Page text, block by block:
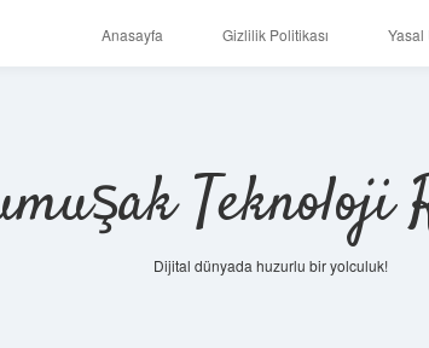
Anasayfa Gizlilik Politikası Yasal
Teknoloji
Dijital dünyada huzurlu bir yolculuk!